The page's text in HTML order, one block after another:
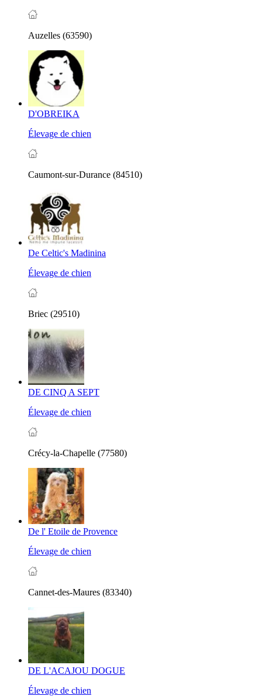
Auzelles (63590)
D'OBREIKA
Élevage de chien
Caumont-sur-Durance (84510)
De Celtic's Madinina
Élevage de chien
Briec (29510)
DE CINQ A SEPT
Élevage de chien
Crécy-la-Chapelle (77580)
De l' Etoile de Provence
Élevage de chien
Cannet-des-Maures (83340)
DE L'ACAJOU DOGUE
Élevage de chien